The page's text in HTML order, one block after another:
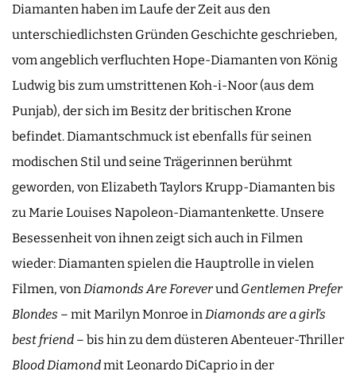
Diamanten haben im Laufe der Zeit aus den
unterschiedlichsten Gründen Geschichte geschrieben,
vom angeblich verfluchten Hope-Diamanten von König
Ludwig bis zum umstrittenen Koh-i-Noor (aus dem
Punjab), der sich im Besitz der britischen Krone
befindet. Diamantschmuck ist ebenfalls für seinen
modischen Stil und seine Trägerinnen berühmt
geworden, von Elizabeth Taylors Krupp-Diamanten bis
zu Marie Louises Napoleon-Diamantenkette. Unsere
Besessenheit von ihnen zeigt sich auch in Filmen
wieder: Diamanten spielen die Hauptrolle in vielen
Filmen, von Diamonds Are Foreverund Gentlemen Prefer
Blondes – mit Marilyn Monroe in Diamonds are a girl’s
best friend – bis hin zu dem düsteren Abenteuer-Thriller
Blood Diamondmit Leonardo DiCaprio in der